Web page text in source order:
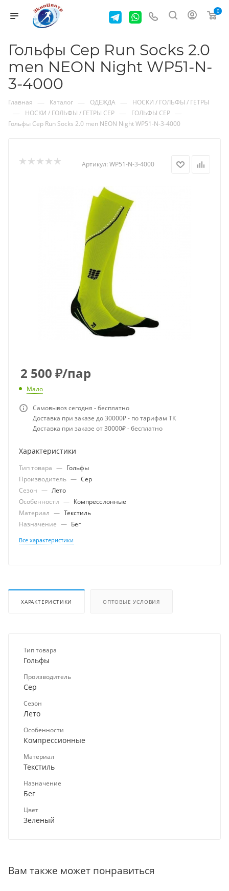
0
Гольфы Cep Run Socks 2.0
men NEON Night WP51-N-
3-4000
Главная — Каталог — ОДЕЖДА — НОСКИ / ГОЛЬФЫ / ГЕТРЫ
— НОСКИ / ГОЛЬФЫ / ГЕТРЫ CEP — ГОЛЬФЫ CEP —
Гольфы Cep Run Socks 2.0 men NEON Night WP51-N-3-4000
Артикул: WP51-N-3-4000
2 500 ₽/пар
Мало
Самовывоз сегодня - бесплатно
Доставка при заказе до 30000₽ - по тарифам ТК
Доставка при заказе от 30000₽ - бесплатно
Характеристики
Тип товара — Гольфы
Производитель — Cep
Сезон — Лето
Особенности — Компрессионные
Материал — Текстиль
Назначение — Бег
Все характеристики
ХАРАКТЕРИСТИКИ ОПТОВЫЕ УСЛОВИЯ
Тип товара
Гольфы
Производитель
Cep
Сезон
Лето
Особенности
Компрессионные
Материал
Текстиль
Назначение
Бег
Цвет
Зеленый
Вам также может понравиться